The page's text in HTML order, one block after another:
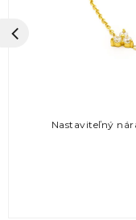
Nastaviteľný